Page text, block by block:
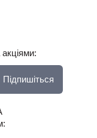
Підпишіться